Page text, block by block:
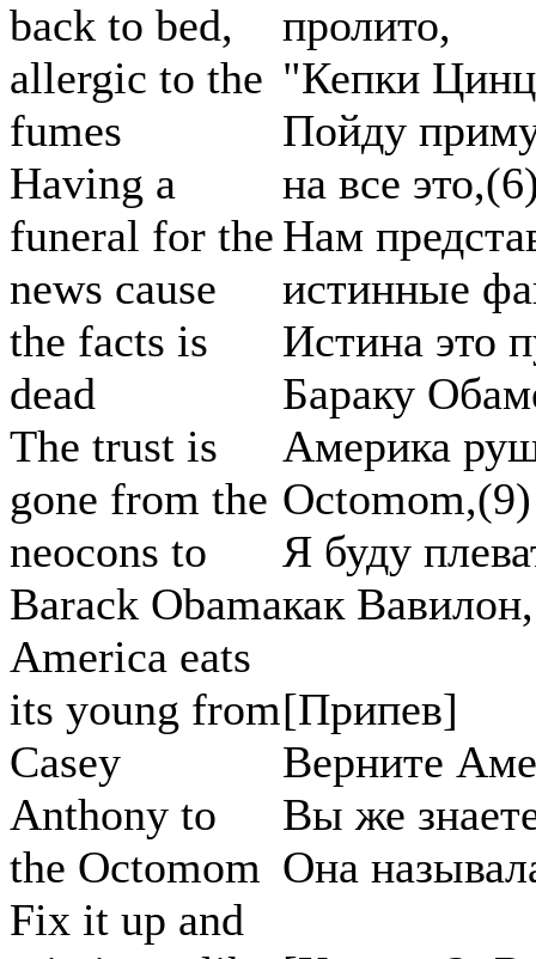
back to bed,
allergic to the
fumes
Having a
funeral for the
news cause
the facts is
dead
The trust is
gone from the
neocons to
Barack Obama
America eats
its young from
Casey
Anthony to
the Octomom
Fix it up and
пролито,
"Кепки
Пойду
на все
Нам
истинные
Истина это
Бараку
Америка
Octomom,(9)
Я буду
как Вавилон,
[Припев]
Верните
Вы же
Она